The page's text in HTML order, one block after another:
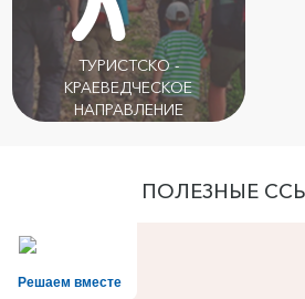
ТУРИСТСКО -
КРАЕВЕДЧЕСКОЕ
НАПРАВЛЕНИЕ
ПОЛЕЗНЫЕ
Решаем вместе